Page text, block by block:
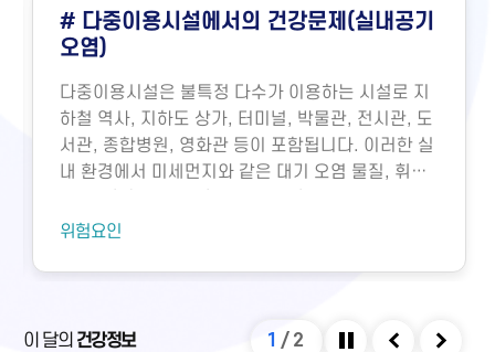
# 다중이용시설에서의 건강문제(실내공기
오염)
다중이용시설은 불특정 다수가 이용하는 시설로 지
하철 역사, 지하도 상가, 터미널, 박물관, 전시관, 도
서관, 종합병원, 영화관 등이 포함됩니다. 이러한 실
내 환경에서 미세먼지와 같은 대기 오염 물질, 휘발
오염물질에 노출되면 호흡기 질환 등 다양한 건강 문
가 부족하면 두통, 구토, 근육통, 불쾌감과 같은 빌딩
실내외 온도 차와 건조한 환경으로 인해 냉방병도 나
위험요인
이 달의 건강정보 1 / 2